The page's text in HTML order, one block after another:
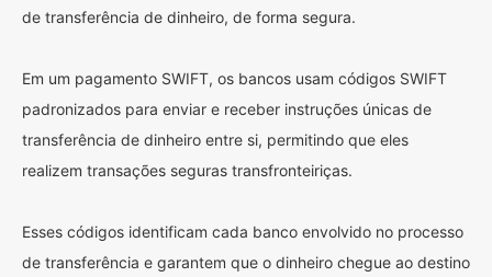
de transferência de dinheiro, de forma segura.
Em um pagamento SWIFT, os bancos usam códigos SWIFT
padronizados para enviar e receber instruções únicas de
transferência de dinheiro entre si, permitindo que eles
realizem transações seguras transfronteiriças.
Esses códigos identificam cada banco envolvido no processo
de transferência e garantem que o dinheiro chegue ao destino